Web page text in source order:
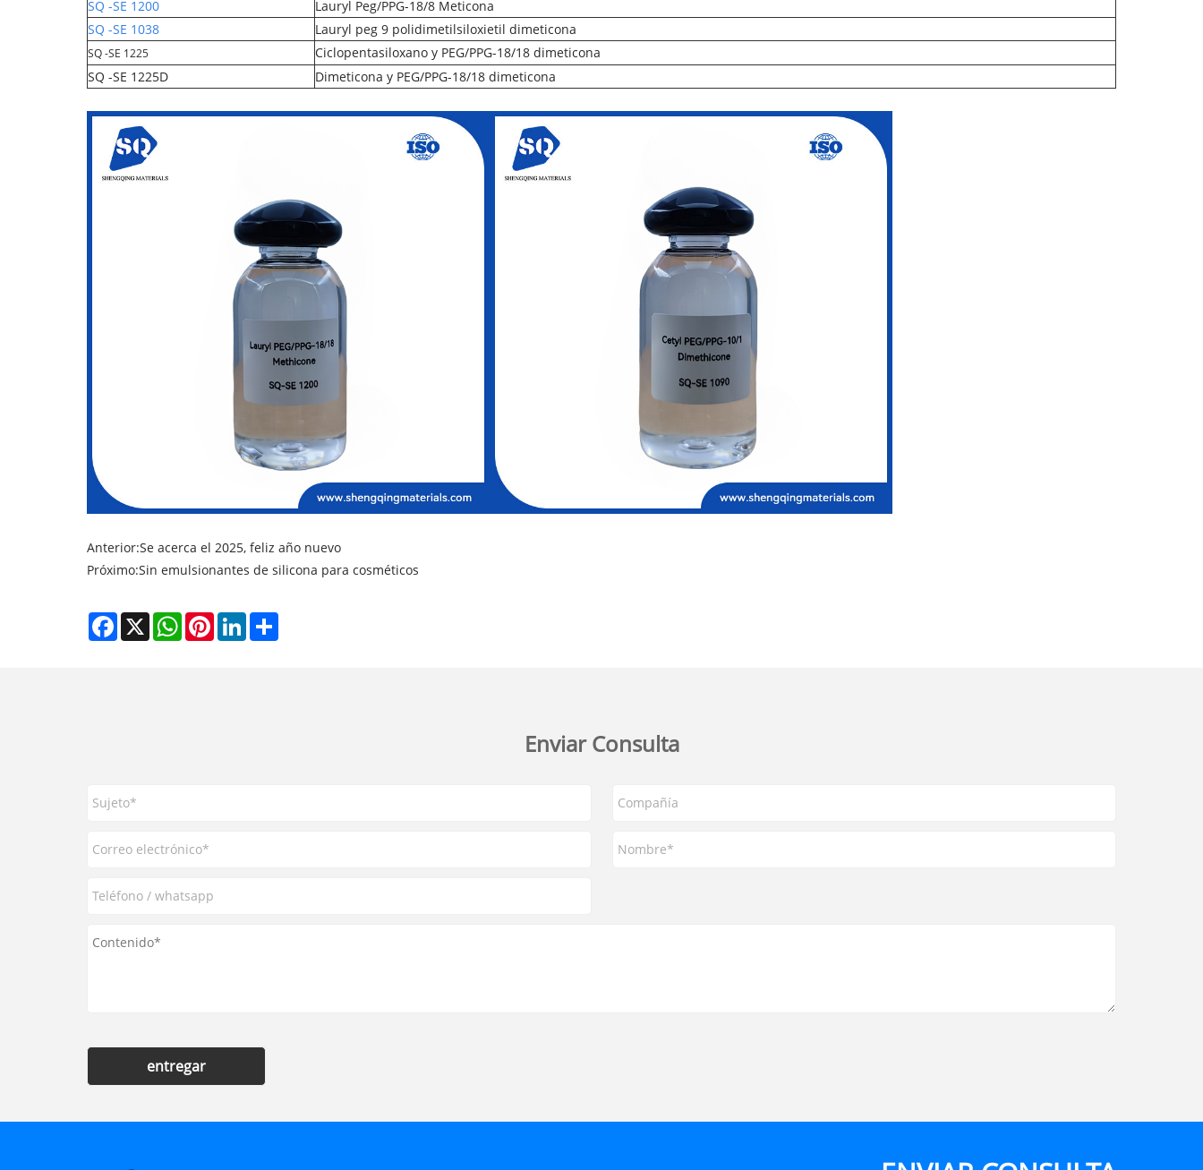
SQ -SE 1200
Lauryl Peg/PPG-18/8 Meticona
SQ -SE 1038
Lauryl peg 9 polidimetilsiloxietil dimeticona
SQ -SE 1225
Ciclopentasiloxano y PEG/PPG-18/18 dimeticona
SQ -SE 1225D
Dimeticona y PEG/PPG-18/18 dimeticona
Anterior:Se acerca el 2025, feliz año nuevo
Próximo:Sin emulsionantes de silicona para cosméticos
Facebook
X WhatsAppPinterestLinkedIn
Enviar Consulta
entregar